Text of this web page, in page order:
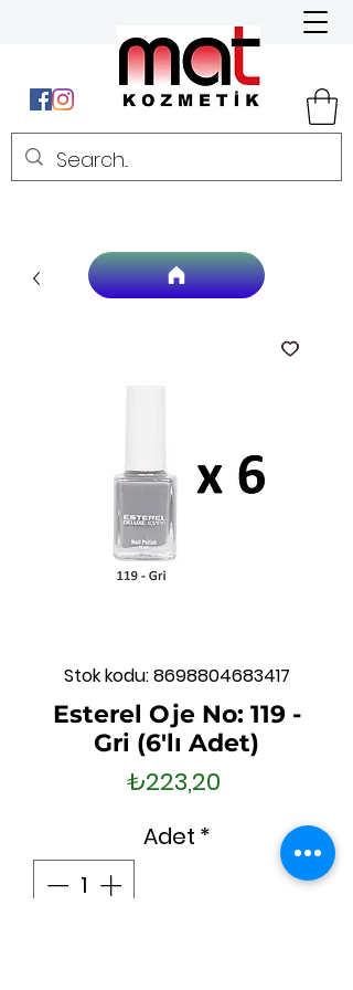
Stok kodu: 8698804683417
Esterel Oje No: 119 -
Gri (6'lı Adet)
₺223,20
Adet *